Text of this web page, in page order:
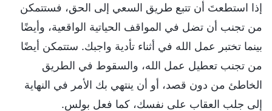
إذا استطعتَ أن تتبع طريق السعي إلى الحق، فستتمكن
من تجنب أن تضل في المواقف الحياتية الواقعية، وأيضًا
بينما تختبر عمل الله في أثناء تأدية واجبك. ستتمكن أيضًا
من تجنب تعطيل عمل الله، والسقوط في الطريق
الخاطئ من دون قصد، أو أن ينتهي بك الأمر في النهاية
إلى جلب العقاب على نفسك، كما فعل بولس.